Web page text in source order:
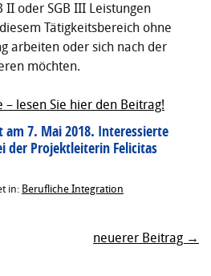
II oder SGB III Leistungen
Tätigkeitsbereich ohne
arbeiten oder sich nach der
möchten.
– lesen Sie hier den Beitrag!
am 7. Mai 2018. Interessierte
der Projektleiterin Felicitas
in: Berufliche Integration
neuerer Beitrag →